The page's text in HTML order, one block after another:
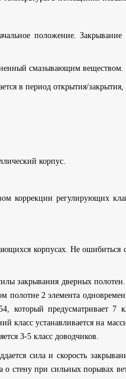
положение. Закрывание
смазывающим веществом.
в период открытия/
корпус.
коррекции регулирующих
корпусах. Не ошибиться
закрывания дверных
полотне 2 элемента
который предусматривает 7
класс устанавливается на
3-5 класс доводчиков.
сила и скорость
при сильных порывах